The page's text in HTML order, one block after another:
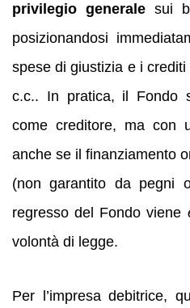
privilegio generale sui
posizionandosi
spese di giustizia e i
c.c.. In pratica, il Fondo
come creditore, ma con
anche se il finanziamento
(non garantito da pegni
regresso del Fondo viene
volontà di legge.
Per l’impresa debitrice,